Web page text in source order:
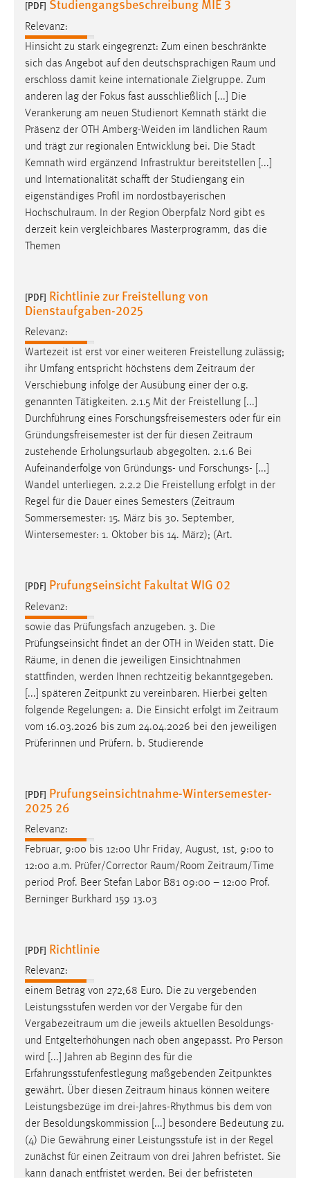
[PDF] Studiengangsbeschreibung MIE 3
Relevanz:
Hinsicht zu stark eingegrenzt: Zum einen beschränkte
sich das Angebot auf den deutschsprachigen Raum und
erschloss damit keine internationale Zielgruppe. Zum
anderen lag der Fokus fast ausschließlich [...] Die
Verankerung am neuen Studienort Kemnath stärkt die
Präsenz der OTH Amberg-Weiden im ländlichen Raum
und trägt zur regionalen Entwicklung bei. Die Stadt
Kemnath wird ergänzend Infrastruktur bereitstellen [...]
und Internationalität schafft der Studiengang ein
eigenständiges Profil im nordostbayerischen
Hochschulraum. In der Region Oberpfalz Nord gibt es
derzeit kein vergleichbares Masterprogramm, das die
Themen
[PDF] Richtlinie zur Freistellung von
Dienstaufgaben-2025
Relevanz:
Wartezeit ist erst vor einer weiteren Freistellung zulässig;
ihr Umfang entspricht höchstens dem Zeitraum der
Verschiebung infolge der Ausübung einer der o.g.
genannten Tätigkeiten. 2.1.5 Mit der Freistellung [...]
Durchführung eines Forschungsfreisemesters oder für ein
Gründungsfreisemester ist der für diesen Zeitraum
zustehende Erholungsurlaub abgegolten. 2.1.6 Bei
Aufeinanderfolge von Gründungs- und Forschungs- [...]
Wandel unterliegen. 2.2.2 Die Freistellung erfolgt in der
Regel für die Dauer eines Semesters (Zeitraum
Sommersemester: 15. März bis 30. September,
Wintersemester: 1. Oktober bis 14. März); (Art.
[PDF] Prufungseinsicht Fakultat WIG 02
Relevanz:
sowie das Prüfungsfach anzugeben. 3. Die
Prüfungseinsicht findet an der OTH in Weiden statt. Die
Räume, in denen die jeweiligen Einsichtnahmen
stattfinden, werden Ihnen rechtzeitig bekanntgegeben.
[...] späteren Zeitpunkt zu vereinbaren. Hierbei gelten
folgende Regelungen: a. Die Einsicht erfolgt im Zeitraum
vom 16.03.2026 bis zum 24.04.2026 bei den jeweiligen
Prüferinnen und Prüfern. b. Studierende
[PDF] Prufungseinsichtnahme-Wintersemester-
2025 26
Relevanz:
Februar, 9:00 bis 12:00 Uhr Friday, August, 1st, 9:00 to
12:00 a.m. Prüfer/Corrector Raum/Room Zeitraum/Time
period Prof. Beer Stefan Labor B81 09:00 – 12:00 Prof.
Berninger Burkhard 159 13.03
[PDF] Richtlinie
Relevanz:
einem Betrag von 272,68 Euro. Die zu vergebenden
Leistungsstufen werden vor der Vergabe für den
Vergabezeitraum um die jeweils aktuellen Besoldungs-
und Entgelterhöhungen nach oben angepasst. Pro Person
wird [...] Jahren ab Beginn des für die
Erfahrungsstufenfestlegung maßgebenden Zeitpunktes
gewährt. Über diesen Zeitraum hinaus können weitere
Leistungsbezüge im drei-Jahres-Rhythmus bis dem von
der Besoldungskommission [...] besondere Bedeutung zu.
(4) Die Gewährung einer Leistungsstufe ist in der Regel
zunächst für einen Zeitraum von drei Jahren befristet. Sie
kann danach entfristet werden. Bei der befristeten
Conversion-Tracking
Cookie Laufzeit:
Facebook Pixel
Name:
Anbieter:
Facebook
Zweck:
Cookie Laufzeit:
EXTERNE MEDIEN
Um Inhalte von Videoplattformen und Social Media
Plattformen anzeigen zu können, werden von diesen
externen Medien Cookies gesetzt.
YouTube
Vimeo